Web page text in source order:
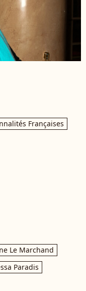
Françaises
Le Marchand
Paradis